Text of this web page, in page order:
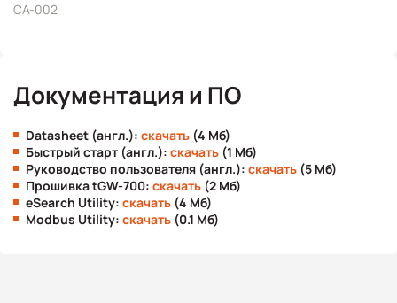
CA-002
Документация и ПО
Datasheet (англ.): скачать (4 Мб)
Быстрый старт (англ.): скачать (1 Мб)
Руководство пользователя (англ.): скачать (5 Мб)
Прошивка tGW-700: скачать (2 Мб)
eSearch Utility: скачать (4 Мб)
Modbus Utility: скачать (0.1 Мб)